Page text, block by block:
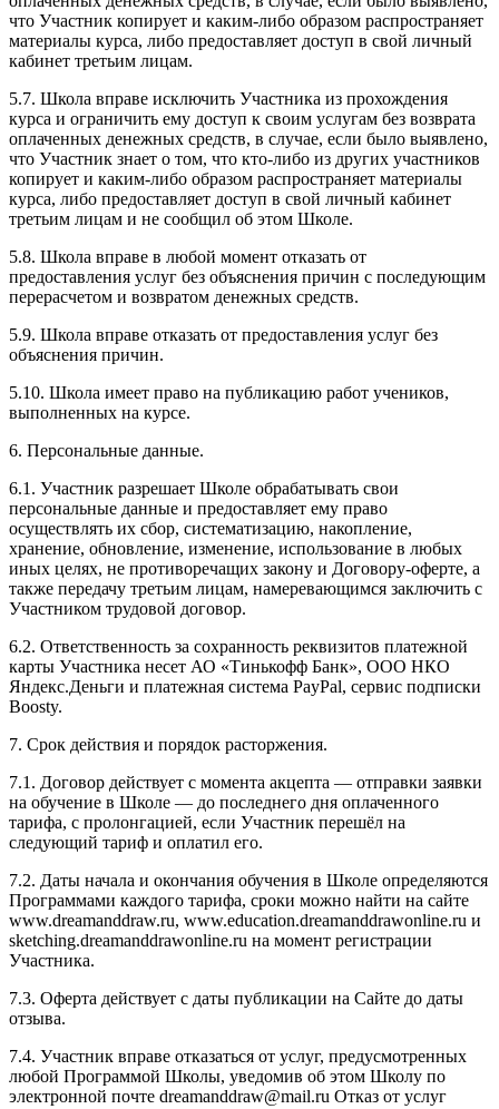
что Участник копирует и каким-либо образом распространяет
материалы курса, либо предоставляет доступ в свой личный
кабинет третьим лицам.
5.7. Школа вправе исключить Участника из прохождения
курса и ограничить ему доступ к своим услугам без возврата
оплаченных денежных средств, в случае, если было выявлено,
что Участник знает о том, что кто-либо из других участников
копирует и каким-либо образом распространяет материалы
курса, либо предоставляет доступ в свой личный кабинет
третьим лицам и не сообщил об этом Школе.
5.8. Школа вправе в любой момент отказать от
предоставления услуг без объяснения причин с последующим
перерасчетом и возвратом денежных средств.
5.9. Школа вправе отказать от предоставления услуг без
объяснения причин.
5.10. Школа имеет право на публикацию работ учеников,
выполненных на курсе.
6. Персональные данные.
6.1. Участник разрешает Школе обрабатывать свои
персональные данные и предоставляет ему право
осуществлять их сбор, систематизацию, накопление,
хранение, обновление, изменение, использование в любых
иных целях, не противоречащих закону и Договору-оферте, а
также передачу третьим лицам, намеревающимся заключить с
Участником трудовой договор.
6.2. Ответственность за сохранность реквизитов платежной
карты Участника несет АО «Тинькофф Банк», ООО НКО
Яндекс.Деньги и платежная система PayPal, сервис подписки
Boosty.
7. Срок действия и порядок расторжения.
7.1. Договор действует с момента акцепта — отправки заявки
на обучение в Школе — до последнего дня оплаченного
тарифа, с пролонгацией, если Участник перешёл на
следующий тариф и оплатил его.
7.2. Даты начала и окончания обучения в Школе определяются
Программами каждого тарифа, сроки можно найти на сайте
www.dreamanddraw.ru, www.education.dreamanddrawonline.ru и
sketching.dreamanddrawonline.ru на момент регистрации
Участника.
7.3. Оферта действует с даты публикации на Сайте до даты
отзыва.
7.4. Участник вправе отказаться от услуг, предусмотренных
любой Программой Школы, уведомив об этом Школу по
электронной почте dreamanddraw@mail.ru Отказ от услуг